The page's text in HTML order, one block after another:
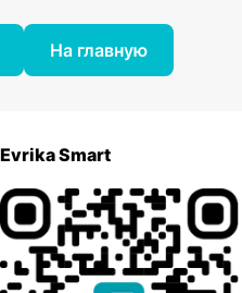
На главную
Evrika Smart